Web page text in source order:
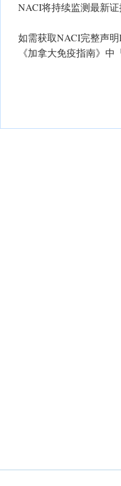
NACI将持续监测最新证
如需获取NACI完整声
《加拿大免疫指南》